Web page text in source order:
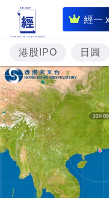
經一
即
時
財
經
專
題
投
資
樓
市
港股IPO 日圓